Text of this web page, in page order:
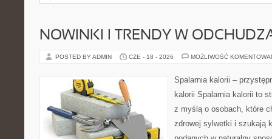
NOWINKI I TRENDY W
POSTED BY ADMIN CZE - 18 - 2026 MOŻLIWOŚĆ
Spalarnia kalorii –
kalorii Spalarnia kalorii to
z myślą o osobach, które
zdrowej sylwetki i szukają